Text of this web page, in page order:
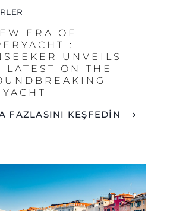
UNVEILS
LATEST ON THE
FAZLASINI KEŞFEDİN
All Cookies”, you agree to the
on your device to enhance site
site usage, and assist in our
COOKIES SETTINGS
ACCEPT ALL COOKIES